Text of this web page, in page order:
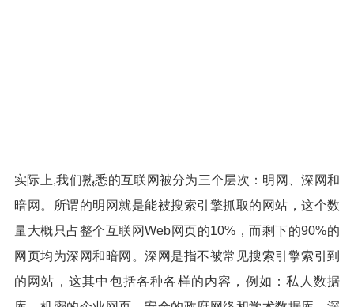
实际上,我们熟悉的互联网被分为三个层次：明网、深网和
暗网。所谓的明网就是能被搜索引擎抓取的网站，这个数
量大概只占整个互联网Web网页的10%，而剩下的90%的
网页均为深网和暗网。深网是指不被常见搜索引擎索引到
的网站，这其中包括各种各样的内容，例如：私人数据